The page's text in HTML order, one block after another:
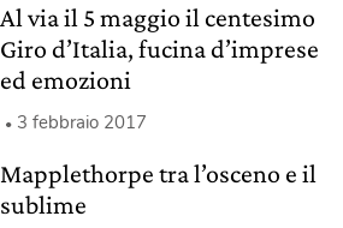
Al via il 5 maggio il centesimo
Giro d’Italia, fucina d’imprese
ed emozioni
3 febbraio 2017
Mapplethorpe tra l’osceno e il
sublime